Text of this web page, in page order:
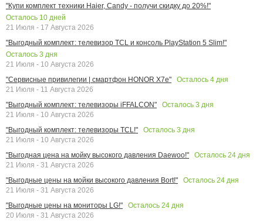
"Купи комплект техники Haier, Candy - получи скидку до 20%!"
Осталось 10 дней
21 Июля - 17 Августа 2026
"Выгодный комплект: телевизор TCL и консоль PlayStation 5 Slim!"
Осталось 3 дня
21 Июля - 10 Августа 2026
"Сервисные привилегии | смартфон HONOR X7e"
Осталось 4 дня
21 Июля - 11 Августа 2026
"Выгодный комплект: телевизоры iFFALCON"
Осталось 3 дня
21 Июля - 10 Августа 2026
"Выгодный комплект: телевизоры TCL!"
Осталось 3 дня
21 Июля - 10 Августа 2026
"Выгодная цена на мойку высокого давления Daewoo!"
Осталось 24 дня
21 Июля - 31 Августа 2026
"Выгодные цены на мойки высокого давления Bort!"
Осталось 24 дня
21 Июля - 31 Августа 2026
"Выгодные цены на мониторы LG!"
Осталось 24 дня
20 Июля - 31 Августа 2026